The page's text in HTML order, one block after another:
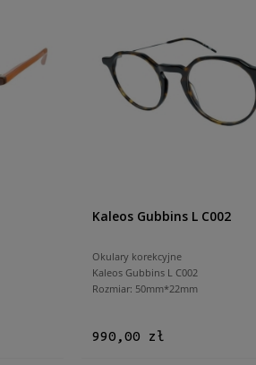
Kaleos Gubbins L C002
Okulary korekcyjne
Kaleos Gubbins L C002
Rozmiar: 50mm*22mm
990,00 zł